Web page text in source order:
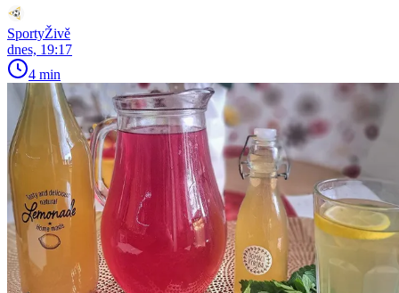
SportyŽivě
dnes, 19:17
4 min